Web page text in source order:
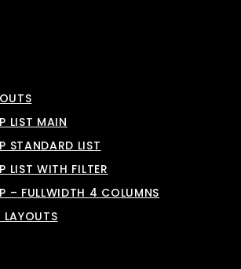
LIST MAIN
STANDARD LIST
LIST WITH FILTER
– FULLWIDTH 4 COLUMNS